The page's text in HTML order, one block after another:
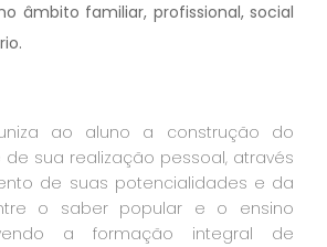
âmbito familiar, profissional, social
ao aluno a construção do
sua realização pessoal, através
de suas potencialidades e da
o saber popular e o ensino
a formação integral de